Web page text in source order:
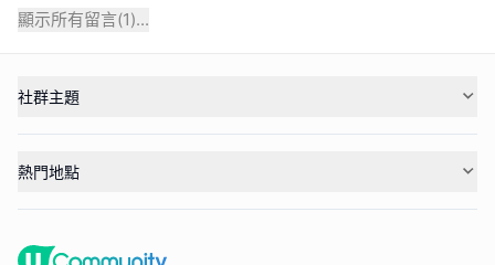
顯示所有留言(1)...
社群主題
熱門地點